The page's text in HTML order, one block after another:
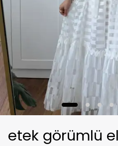
etek görümlü